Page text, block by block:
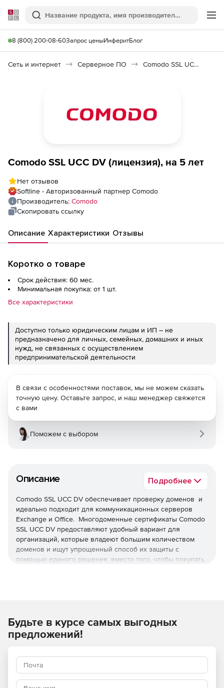
Softline
Поиск
8 (800) 200-08-60Запрос ценыИнферитБлог
Сеть и интернет Серверное ПО Comodo SSL UCC DV
Comodo SSL UCC DV (лицензия), на 5 лет
Нет отзывов
Softline - Авторизованный партнер Comodo
Производитель: Comodo
Скопировать ссылку
Описание Характеристики Отзывы
Коротко о товаре
Срок действия: 60 мес.
Минимальная покупка: от 1 шт.
Все характеристики
Доступно только юридическим лицам и ИП – не
предназначено для личных, семейных, домашних и иных
нужд, не связанных с осуществлением
предпринимательской деятельности
Описание Подробнее
Comodo SSL UCC DV обеспечивает проверку доменов и
идеально подходит для коммуникационных серверов
Exchange и Office. Многодоменные сертификаты Comodo
SSL UCC DV предоставляют удобный вариант для
организаций, которые владеют большим количеством
доменов и ищут упрощенный способ их защиты с
помощью единого решения, вместо того, чтобы покупать
подходит для коммуникационных серверов Exchange и
Office.
Comodo SSL UCC DV:
В связи с особенностями поставок, мы не можем сказать
точную цену. Оставьте запрос, и наш менеджер свяжется
с вами
Поможем с выбором
Будьте в курсе самых выгодных
предложений!